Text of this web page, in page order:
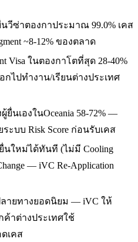
วีซ่าตองกาประมาณ 99.0% เคส
~8-12% ของตลาด
Visa ในตองกาโตที่สุด 28-40%
ไปทำงาน/เรียนต่างประเทศ
นเองในOceania 58-72% —
ระบบ Risk Score ก่อนรับเคส
นใหม่ได้ทันที (ไม่มี Cooling
— iVC Re-Application
ลายทางยอดนิยม — iVC ให้
ค้าต่างประเทศใช้
ดเคส